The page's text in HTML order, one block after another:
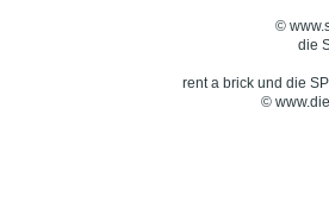
©
die
rent a brick und die
©